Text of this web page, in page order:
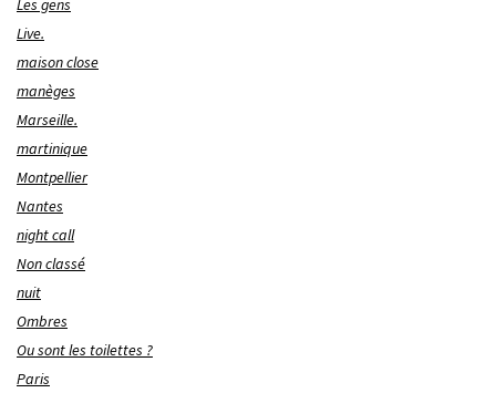
Les gens
Live.
maison close
manèges
Marseille.
martinique
Montpellier
Nantes
night call
Non classé
nuit
Ombres
Ou sont les toilettes ?
Paris